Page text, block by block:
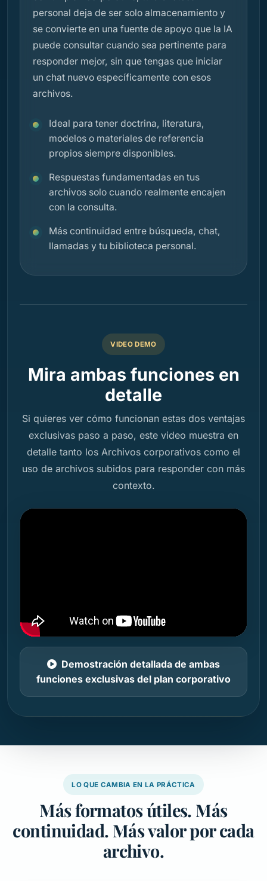
personal deja de ser solo almacenamiento y
se convierte en una fuente de apoyo que la IA
puede consultar cuando sea pertinente para
responder mejor, sin que tengas que iniciar
un chat nuevo específicamente con esos
archivos.
Ideal para tener doctrina, literatura,
modelos o materiales de referencia
propios siempre disponibles.
Respuestas fundamentadas en tus
archivos solo cuando realmente encajen
con la consulta.
Más continuidad entre búsqueda, chat,
llamadas y tu biblioteca personal.
VIDEO DEMO
Mira ambas funciones en
detalle
Si quieres ver cómo funcionan estas dos ventajas
exclusivas paso a paso, este video muestra en
detalle tanto los Archivos corporativos como el
uso de archivos subidos para responder con más
contexto.
Demostración detallada de ambas
funciones exclusivas del plan corporativo
LO QUE CAMBIA EN LA PRÁCTICA
Más formatos útiles. Más
continuidad. Más valor por cada
archivo.